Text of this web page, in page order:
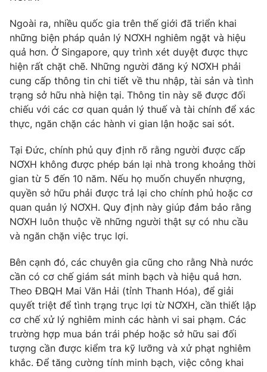
Ngoài ra, nhiều quốc gia trên thế giới đã triển khai
những biện pháp quản lý NƠXH nghiêm ngặt và hiệu
quả hơn. Ở Singapore, quy trình xét duyệt được thực
hiện rất chặt chẽ. Những người đăng ký NƠXH phải
cung cấp thông tin chi tiết về thu nhập, tài sản và tình
trạng sở hữu nhà hiện tại. Thông tin này sẽ được đối
chiếu với các cơ quan quản lý thuế và tài chính để xác
thực, ngăn chặn các hành vi gian lận hoặc sai sót.
Tại Đức, chính phủ quy định rõ rằng người được cấp
NƠXH không được phép bán lại nhà trong khoảng thời
gian từ 5 đến 10 năm. Nếu họ muốn chuyển nhượng,
quyền sở hữu phải được trả lại cho chính phủ hoặc cơ
quan quản lý NƠXH. Quy định này giúp đảm bảo rằng
NƠXH luôn thuộc về những người thật sự có nhu cầu
và ngăn chặn việc trục lợi.
Bên cạnh đó, các chuyên gia cũng cho rằng Nhà nước
cần có cơ chế giám sát minh bạch và hiệu quả hơn.
Theo ĐBQH Mai Văn Hải (tỉnh Thanh Hóa), để giải
quyết triệt để tình trạng trục lợi từ NƠXH, cần thiết lập
cơ chế xử lý nghiêm minh các hành vi sai phạm. Các
trường hợp mua bán trái phép hoặc sở hữu sai đối
tượng cần được kiểm tra kỹ lưỡng và xử phạt nghiêm
khắc. Để tăng cường tính minh bạch, việc công khai